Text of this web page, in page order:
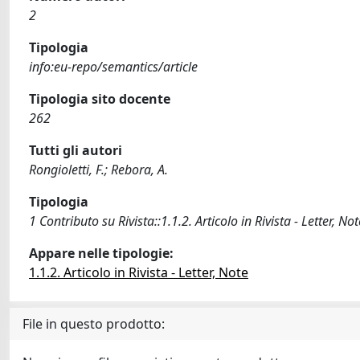
2
Tipologia
info:eu-repo/semantics/article
Tipologia sito docente
262
Tutti gli autori
Rongioletti, F.; Rebora, A.
Tipologia
1 Contributo su Rivista::1.1.2. Articolo in Rivista - Letter,
Appare nelle tipologie:
1.1.2. Articolo in Rivista - Letter, Note
File in questo prodotto: